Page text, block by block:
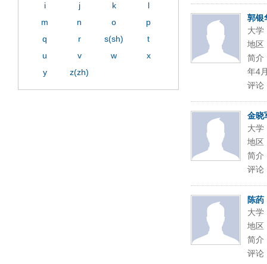
郭银
大学
地区
简介
年4
评论
金晓
大学
地区
简介
评论
陈菂
大学
地区
简介
评论
i
j k
l
m
n o
p
q
r s(sh)
t
u
v w
x
y
z(zh)